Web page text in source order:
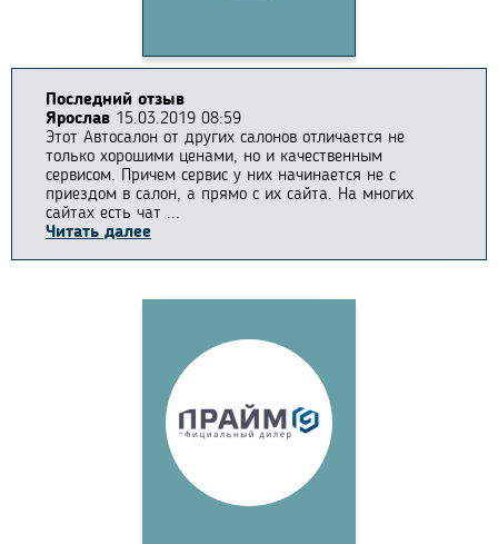
Последний отзыв
Ярослав 15.03.2019 08:59
Этот Автосалон от других салонов отличается не
только хорошими ценами, но и качественным
сервисом. Причем сервис у них начинается не с
приездом в салон, а прямо с их сайта. На многих
сайтах есть чат ...
Читать далее